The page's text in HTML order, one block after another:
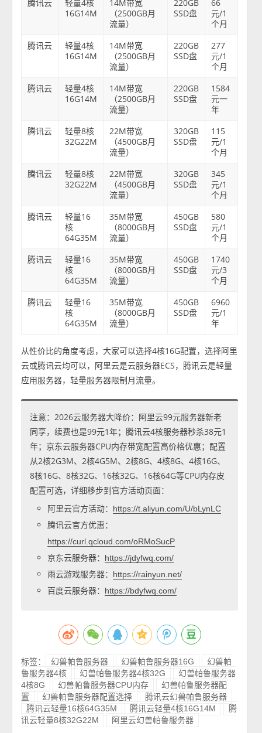
腾讯云
轻量4核
16G14M
14M带宽
（2500GB月
流量）
220GB
SSD盘
66
元/1
个月
腾讯云
轻量4核
16G14M
14M带宽
（2500GB月
流量）
220GB
SSD盘
277
元/1
个月
腾讯云
轻量4核
16G14M
14M带宽
（2500GB月
流量）
220GB
SSD盘
1584
元一
年
腾讯云
轻量8核
32G22M
22M带宽
（4500GB月
流量）
320GB
SSD盘
115
元/1
个月
腾讯云
轻量8核
32G22M
22M带宽
（4500GB月
流量）
320GB
SSD盘
345
元/1
个月
腾讯云
轻量16
核
64G35M
35M带宽
（8000GB月
流量）
450GB
SSD盘
580
元/1
个月
腾讯云
轻量16
核
64G35M
35M带宽
（8000GB月
流量）
450GB
SSD盘
1740
元/3
个月
腾讯云
轻量16
核
64G35M
35M带宽
（8000GB月
流量）
450GB
SSD盘
6960
元/1
年
从性价比的角度考虑，大家可以选择4核16G配置，选择阿里
云或腾讯云均可以，阿里云是云服务器ECS，腾讯云是轻量
应用服务器，轻量服务器限制月流量。
注意：2026云服务器大降价：阿里云99元服务器新老
同享，续费也是99元1年；腾讯云4核服务器秒杀38元1
年；京东云服务器CPU内存带宽配置高价格优惠；配置
从2核2G3M、2核4G5M、2核8G、4核8G、4核16G、
8核16G、8核32G、16核32G、16核64G等CPU内存皮
配置可选，详细移步到官方活动页面：
阿里云官方活动：
https://t.aliyun.com/U/bLynLC
腾讯云官方优惠：
https://curl.qcloud.com/oRMoSucP
京东云服务器： https://jdyfwq.com/
雨云游戏服务器： https://rainyun.net/
百度云服务器： https://bdyfwq.com/
标签： 幻兽帕鲁服务器 幻兽帕鲁服务器16G
幻兽帕
鲁服务器4核
幻兽帕鲁服务器4核32G
幻兽帕鲁服务器
4核8G
幻兽帕鲁服务器CPU内存
幻兽帕鲁服务器配
置
幻兽帕鲁服务器配置选择
腾讯云幻兽帕鲁服务器
腾讯云轻量16核64G35M
腾讯云轻量4核16G14M
腾
讯云轻量8核32G22M
阿里云幻兽帕鲁服务器